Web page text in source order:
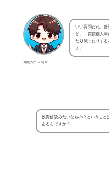
保険のアドバイザー
いい質問だね。
ど、「変額個人
たり減ったりす
よ。
投資信託みたいなもの？ということ
あるんですか？